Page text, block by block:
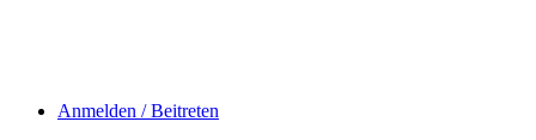
Anmelden / Beitreten